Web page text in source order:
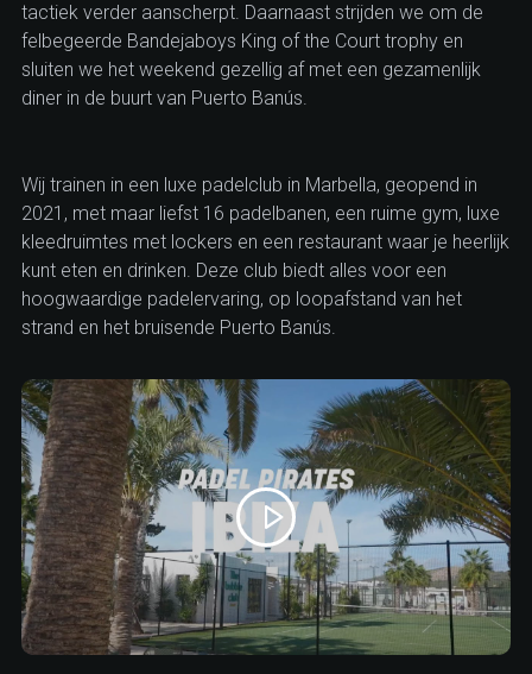
1 / 2
tactiek verder aanscherpt. Daarnaast strijden we om de
felbegeerde Bandejaboys King of the Court trophy en
sluiten we het weekend gezellig af met een gezamenlijk
diner in de buurt van Puerto Banús.
Wij trainen in een luxe padelclub in Marbella, geopend in
2021, met maar liefst 16 padelbanen, een ruime gym, luxe
kleedruimtes met lockers en een restaurant waar je heerlijk
kunt eten en drinken. Deze club biedt alles voor een
hoogwaardige padelervaring, op loopafstand van het
strand en het bruisende Puerto Banús.